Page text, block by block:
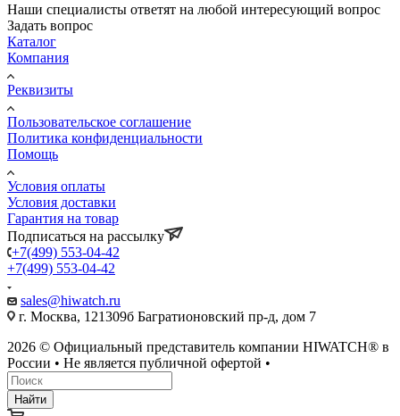
Наши специалисты ответят на любой интересующий вопрос
Задать вопрос
Каталог
Компания
Реквизиты
Пользовательское соглашение
Политика конфиденциальности
Помощь
Условия оплаты
Условия доставки
Гарантия на товар
Подписаться на рассылку
+7(499) 553-04-42
+7(499) 553-04-42
sales@hiwatch.ru
г. Москва, 121309б Багратионовский пр-д, дом 7
2026 © Официальный представитель компании HIWATCH® в
России • Не является публичной офертой •
Найти